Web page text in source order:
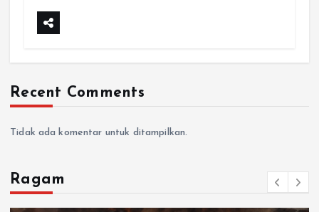
Recent Comments
Tidak ada komentar untuk ditampilkan.
Ragam